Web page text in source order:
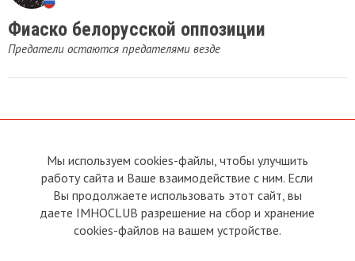
Фиаско белорусской оппозиции
Предатели остаются предателями везде
О сайте
Условия пользования
Политика конфиденциальности
Прямая связь с
Председателем
Прямая связь c членами клуба
Реклама
Контакты
Мы используем cookies-файлы, чтобы улучшить
работу сайта и Ваше взаимодействие с ним. Если
Вы продолжаете использовать этот сайт, вы
даете IMHOCLUB разрешение на сбор и хранение
cookies-файлов на вашем устройстве.